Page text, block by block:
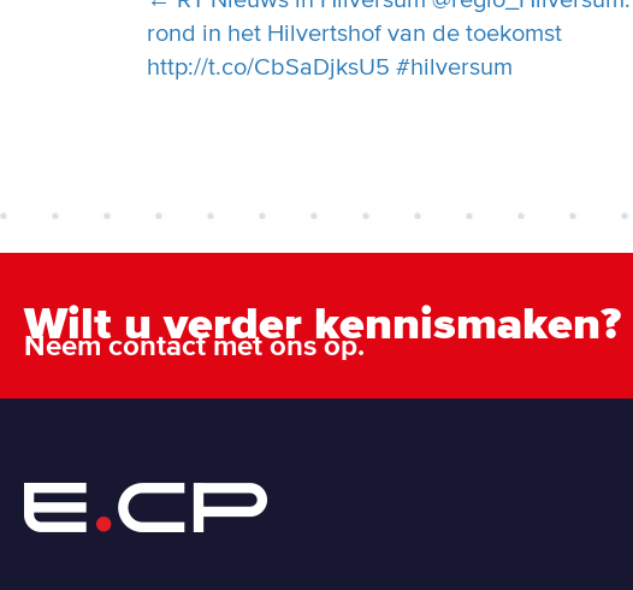
navigation
rond in het Hilvertshof van de toekomst
http://t.co/CbSaDjksU5 #hilversum
Wilt u verder kennismaken?
Neem contact met ons op.